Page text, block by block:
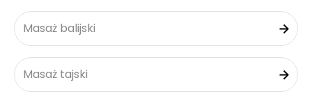
Masaż balijski
Masaż tajski